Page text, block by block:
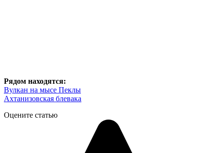
Рядом находятся:
Вулкан на мысе Пеклы
Ахтанизовская блевака
Оцените статью